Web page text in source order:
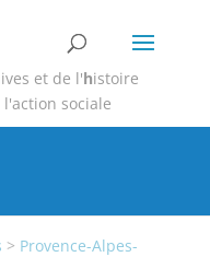
et de l'histoire
sociale
> Provence-Alpes-